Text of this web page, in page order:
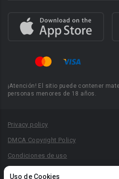
Uso de Cookies
¡Atención! El sitio puede contener
personas menores de 18 años.
Privacy policy
DMCA Copyright Policy
Condiciones de uso